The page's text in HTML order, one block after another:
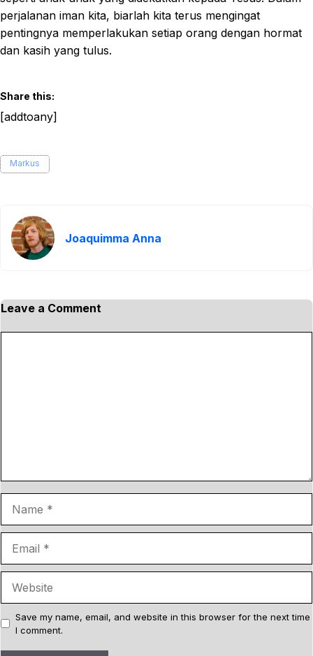
perjalanan iman kita, biarlah kita terus mengingat
pentingnya memperlakukan setiap orang dengan hormat
dan kasih yang tulus.
Share this:
[addtoany]
Markus
Joaquimma Anna
Leave a Comment
m
a
s
i
Save my name, email, and website in this browser for the next time
I comment.